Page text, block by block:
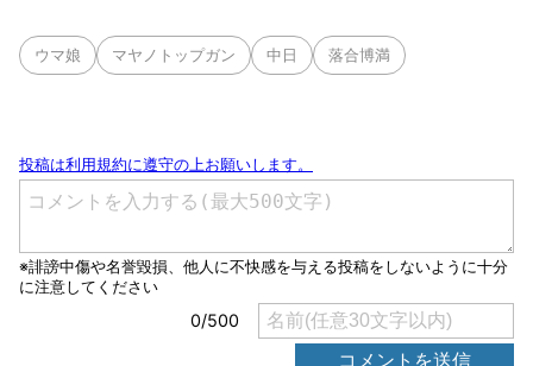
ウマ娘 マヤノトップガン 中日 落合博満